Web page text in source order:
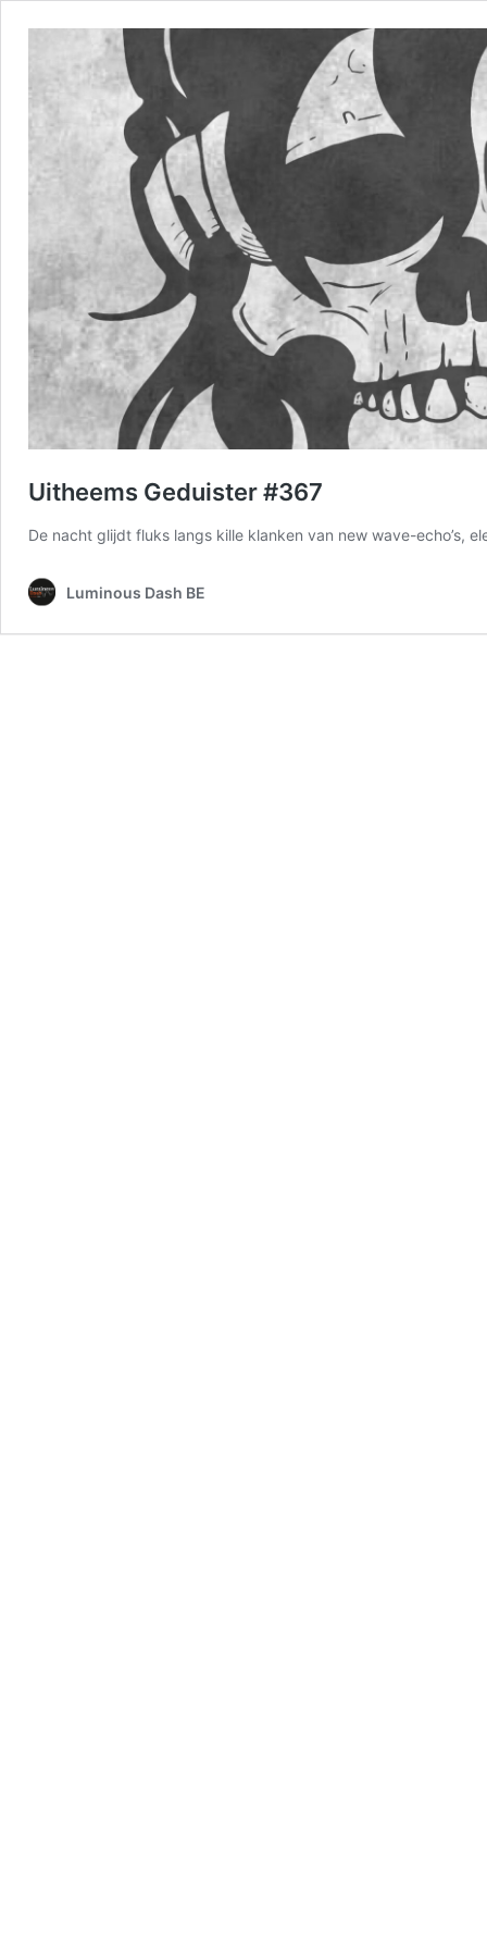
Uitheems Geduister #367
De nacht glijdt fluks langs kille klanken van new wave-echo’s,
Luminous Dash BE